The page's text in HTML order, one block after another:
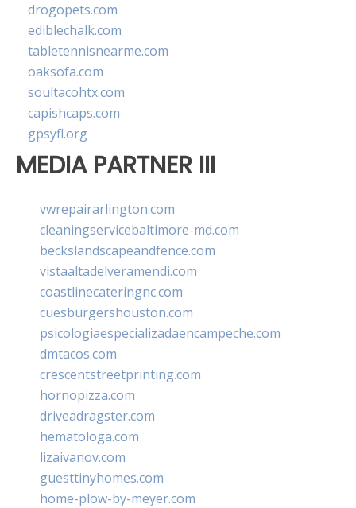
drogopets.com
ediblechalk.com
tabletennisnearme.com
oaksofa.com
soultacohtx.com
capishcaps.com
gpsyfl.org
MEDIA PARTNER III
vwrepairarlington.com
cleaningservicebaltimore-md.com
beckslandscapeandfence.com
vistaaltadelveramendi.com
coastlinecateringnc.com
cuesburgershouston.com
psicologiaespecializadaencampeche.com
dmtacos.com
crescentstreetprinting.com
hornopizza.com
driveadragster.com
hematologa.com
lizaivanov.com
guesttinyhomes.com
home-plow-by-meyer.com